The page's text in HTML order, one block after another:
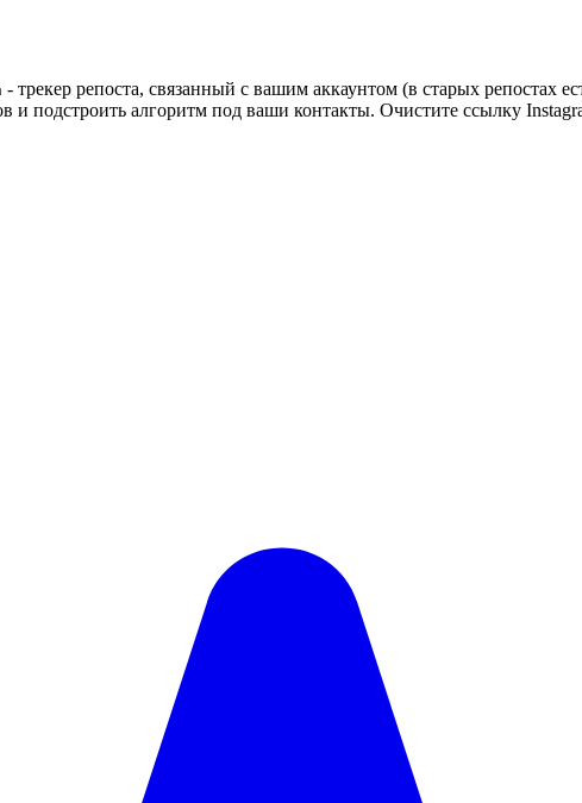
- трекер репоста, связанный с вашим аккаунтом (в старых репостах
и подстроить алгоритм под ваши контакты. Очистите ссылку